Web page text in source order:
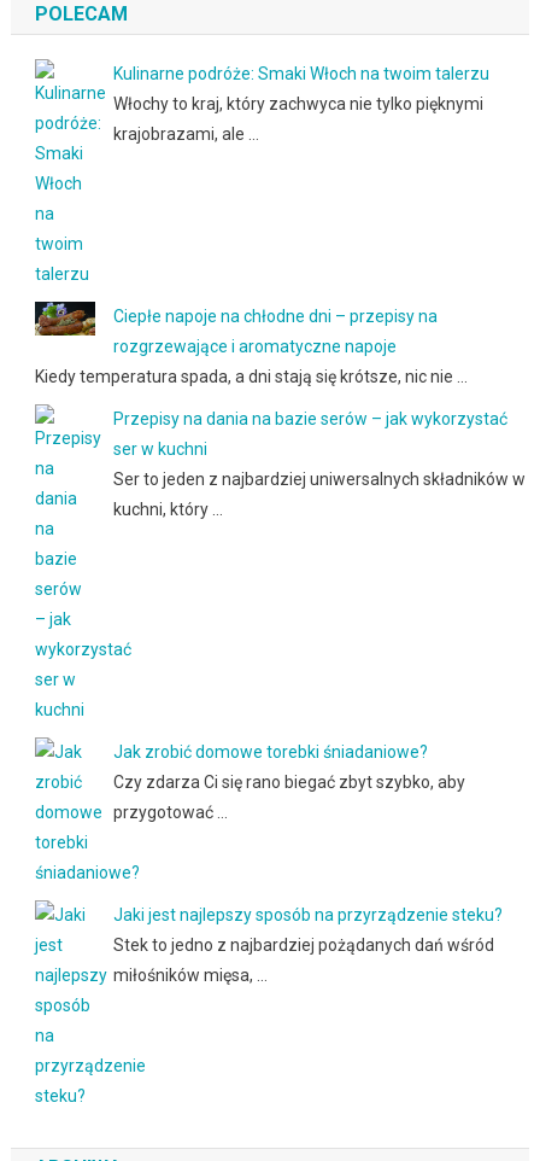
POLECAM
Kulinarne podróże: Smaki Włoch na twoim talerzu
Włochy to kraj, który zachwyca nie tylko pięknymi
krajobrazami, ale …
Ciepłe napoje na chłodne dni – przepisy na
rozgrzewające i aromatyczne napoje
Kiedy temperatura spada, a dni stają się krótsze, nic nie …
Przepisy na dania na bazie serów – jak wykorzystać
ser w kuchni
Ser to jeden z najbardziej uniwersalnych składników w
kuchni, który …
Jak zrobić domowe torebki śniadaniowe?
Czy zdarza Ci się rano biegać zbyt szybko, aby
przygotować …
Jaki jest najlepszy sposób na przyrządzenie steku?
Stek to jedno z najbardziej pożądanych dań wśród
miłośników mięsa, …